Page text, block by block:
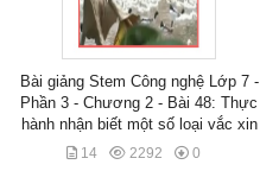
Bài giảng Stem Công nghệ Lớp 7 -
Phần 3 - Chương 2 - Bài 48: Thực
hành nhận biết một số loại vắc xin
14 2292 0